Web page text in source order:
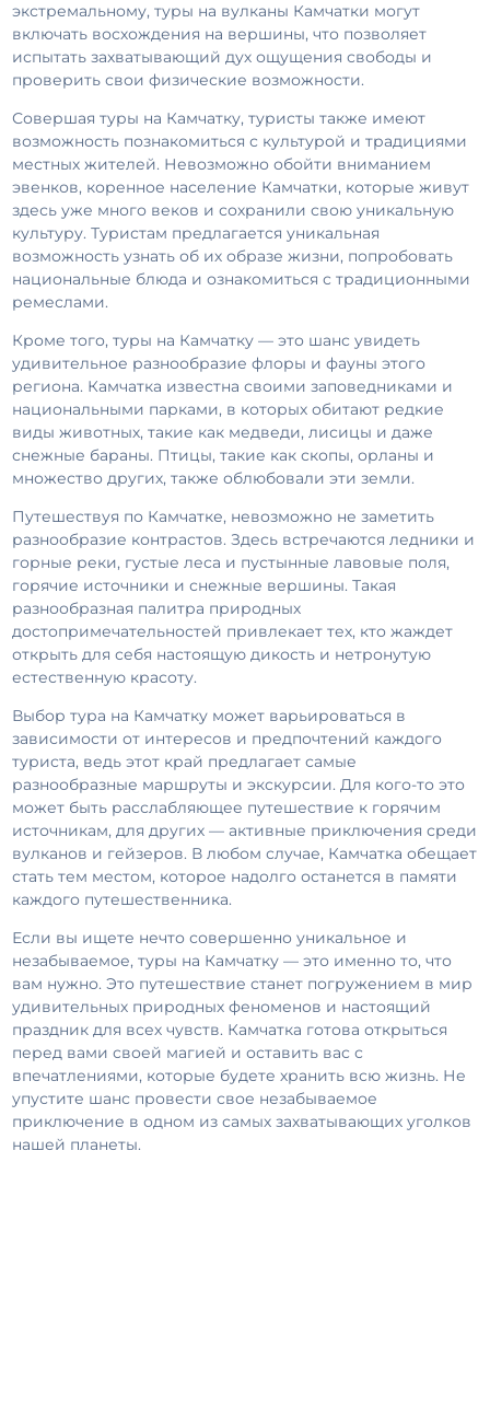
экстремальному, туры на вулканы Камчатки могут
включать восхождения на вершины, что позволяет
испытать захватывающий дух ощущения свободы и
проверить свои физические возможности.
Совершая туры на Камчатку, туристы также имеют
возможность познакомиться с культурой и традициями
местных жителей. Невозможно обойти вниманием
эвенков, коренное население Камчатки, которые живут
здесь уже много веков и сохранили свою уникальную
культуру. Туристам предлагается уникальная
возможность узнать об их образе жизни, попробовать
национальные блюда и ознакомиться с традиционными
ремеслами.
Кроме того, туры на Камчатку — это шанс увидеть
удивительное разнообразие флоры и фауны этого
региона. Камчатка известна своими заповедниками и
национальными парками, в которых обитают редкие
виды животных, такие как медведи, лисицы и даже
снежные бараны. Птицы, такие как скопы, орланы и
множество других, также облюбовали эти земли.
Путешествуя по Камчатке, невозможно не заметить
разнообразие контрастов. Здесь встречаются ледники и
горные реки, густые леса и пустынные лавовые поля,
горячие источники и снежные вершины. Такая
разнообразная палитра природных
достопримечательностей привлекает тех, кто жаждет
открыть для себя настоящую дикость и нетронутую
естественную красоту.
Выбор тура на Камчатку может варьироваться в
зависимости от интересов и предпочтений каждого
туриста, ведь этот край предлагает самые
разнообразные маршруты и экскурсии. Для кого-то это
может быть расслабляющее путешествие к горячим
источникам, для других — активные приключения среди
вулканов и гейзеров. В любом случае, Камчатка обещает
стать тем местом, которое надолго останется в памяти
каждого путешественника.
Если вы ищете нечто совершенно уникальное и
незабываемое, туры на Камчатку — это именно то, что
вам нужно. Это путешествие станет погружением в мир
удивительных природных феноменов и настоящий
праздник для всех чувств. Камчатка готова открыться
перед вами своей магией и оставить вас с
впечатлениями, которые будете хранить всю жизнь. Не
упустите шанс провести свое незабываемое
приключение в одном из самых захватывающих уголков
нашей планеты.